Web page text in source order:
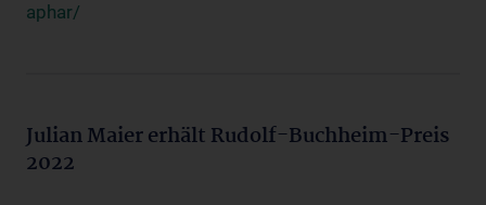
aphar/
Julian Maier erhält Rudolf-Buchheim-Preis
2022